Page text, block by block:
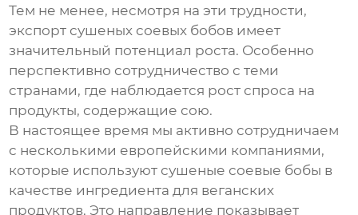
Тем не менее, несмотря на эти трудности,
экспорт сушеных соевых бобов имеет
значительный потенциал роста. Особенно
перспективно сотрудничество с теми
странами, где наблюдается рост спроса на
продукты, содержащие сою.
В настоящее время мы активно сотрудничаем
с несколькими европейскими компаниями,
которые используют сушеные соевые бобы в
качестве ингредиента для веганских
продуктов. Это направление показывает